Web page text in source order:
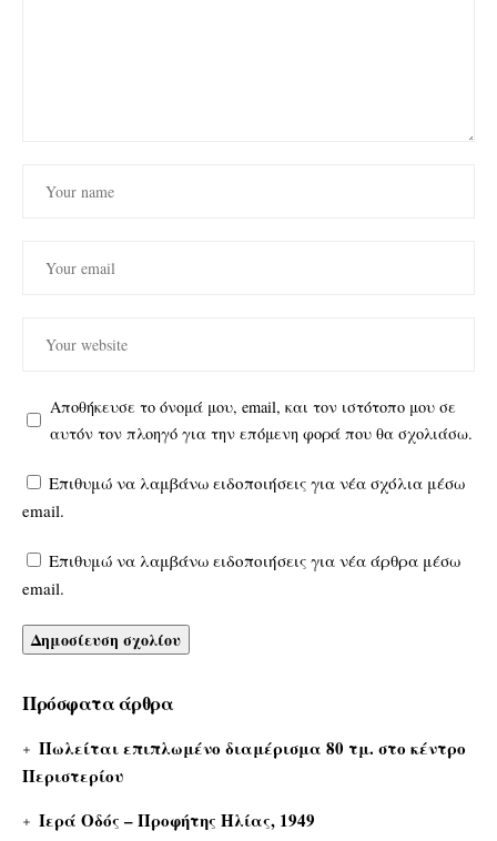
Αποθήκευσε το όνομά μου, email, και τον ιστότοπο μου σε
αυτόν τον πλοηγό για την επόμενη φορά που θα σχολιάσω.
Επιθυμώ να λαμβάνω ειδοποιήσεις για νέα σχόλια μέσω
email.
Επιθυμώ να λαμβάνω ειδοποιήσεις για νέα άρθρα μέσω
email.
Πρόσφατα άρθρα
Πωλείται επιπλωμένο διαμέρισμα 80 τμ. στο κέντρο
Περιστερίου
Ιερά Οδός – Προφήτης Ηλίας, 1949